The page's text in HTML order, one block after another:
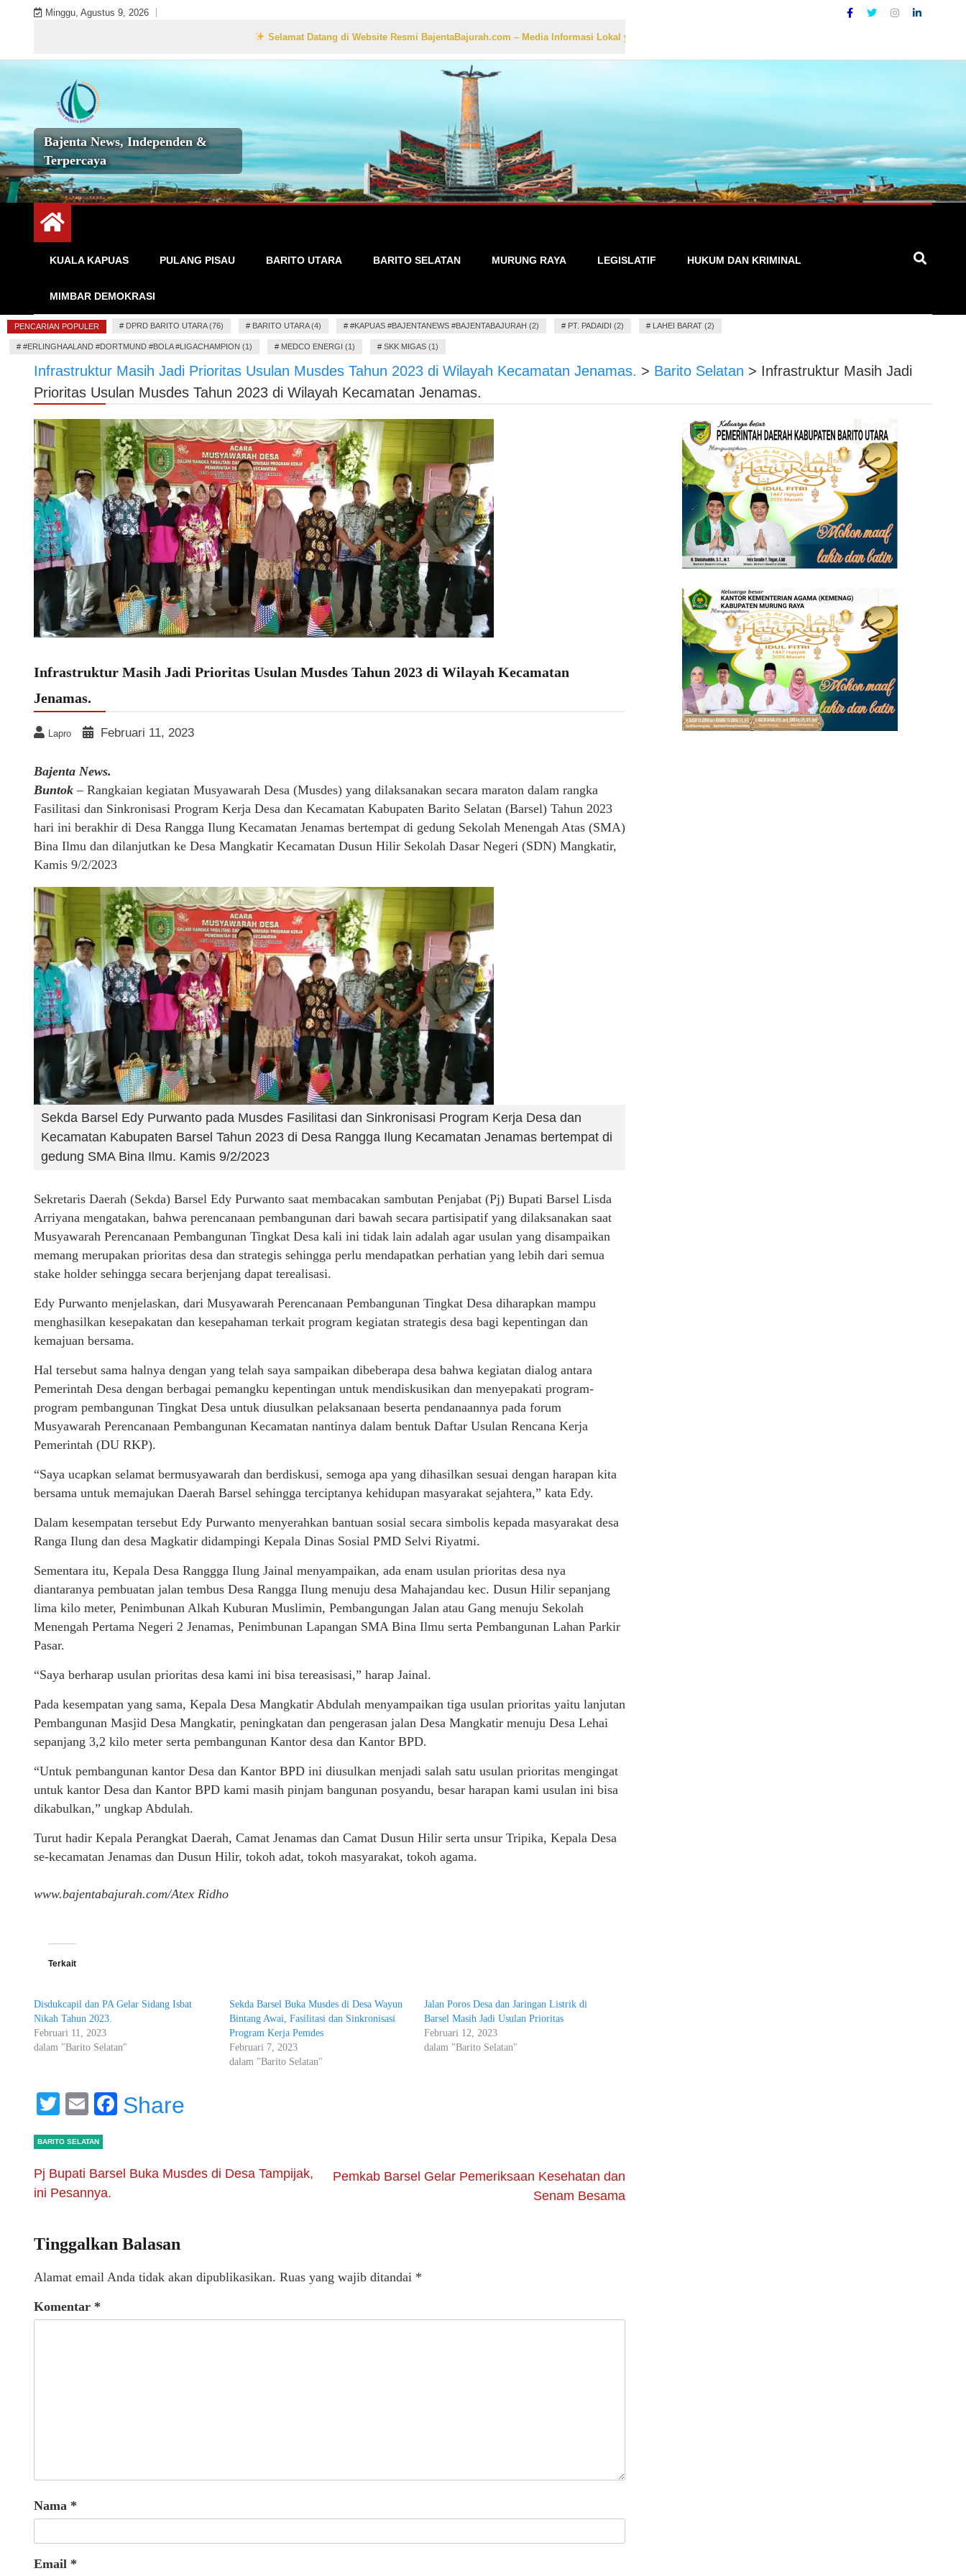
Minggu, Agustus 9, 2026
Selamat Datang di Website Resmi BajentaBajurah.com – Media Informasi Lokal yang Akurat, Cepat, dan Terpercaya
Bajenta News, Independen &
Terpercaya
KUALA KAPUAS PULANG PISAU BARITO UTARA BARITO SELATAN MURUNG RAYA LEGISLATIF HUKUM DAN KRIMINAL
MIMBAR DEMOKRASI
PENCARIAN POPULER # DPRD BARITO UTARA (76) # BARITO UTARA (4) # #KAPUAS #BAJENTANEWS #BAJENTABAJURAH (2) # PT. PADAIDI (2) # LAHEI BARAT (2)
# #ERLINGHAALAND #DORTMUND #BOLA #LIGACHAMPION (1) # MEDCO ENERGI (1) # SKK MIGAS (1)
Infrastruktur Masih Jadi Prioritas Usulan Musdes Tahun 2023 di Wilayah Kecamatan Jenamas. > Barito Selatan > Infrastruktur Masih Jadi
Prioritas Usulan Musdes Tahun 2023 di Wilayah Kecamatan Jenamas.
Infrastruktur Masih Jadi Prioritas Usulan Musdes Tahun 2023 di Wilayah Kecamatan
Jenamas.
Lapro Februari 11, 2023
Bajenta News.
Buntok – Rangkaian kegiatan Musyawarah Desa (Musdes) yang dilaksanakan secara maraton dalam rangka
Fasilitasi dan Sinkronisasi Program Kerja Desa dan Kecamatan Kabupaten Barito Selatan (Barsel) Tahun 2023
hari ini berakhir di Desa Rangga Ilung Kecamatan Jenamas bertempat di gedung Sekolah Menengah Atas (SMA)
Bina Ilmu dan dilanjutkan ke Desa Mangkatir Kecamatan Dusun Hilir Sekolah Dasar Negeri (SDN) Mangkatir,
Kamis 9/2/2023
Sekda Barsel Edy Purwanto pada Musdes Fasilitasi dan Sinkronisasi Program Kerja Desa dan
Kecamatan Kabupaten Barsel Tahun 2023 di Desa Rangga Ilung Kecamatan Jenamas bertempat di
gedung SMA Bina Ilmu. Kamis 9/2/2023
Sekretaris Daerah (Sekda) Barsel Edy Purwanto saat membacakan sambutan Penjabat (Pj) Bupati Barsel Lisda
Arriyana mengatakan, bahwa perencanaan pembangunan dari bawah secara partisipatif yang dilaksanakan saat
Musyawarah Perencanaan Pembangunan Tingkat Desa kali ini tidak lain adalah agar usulan yang disampaikan
memang merupakan prioritas desa dan strategis sehingga perlu mendapatkan perhatian yang lebih dari semua
stake holder sehingga secara berjenjang dapat terealisasi.
Edy Purwanto menjelaskan, dari Musyawarah Perencanaan Pembangunan Tingkat Desa diharapkan mampu
menghasilkan kesepakatan dan kesepahaman terkait program kegiatan strategis desa bagi kepentingan dan
kemajuan bersama.
Hal tersebut sama halnya dengan yang telah saya sampaikan dibeberapa desa bahwa kegiatan dialog antara
Pemerintah Desa dengan berbagai pemangku kepentingan untuk mendiskusikan dan menyepakati program-
program pembangunan Tingkat Desa untuk diusulkan pelaksanaan beserta pendanaannya pada forum
Musyawarah Perencanaan Pembangunan Kecamatan nantinya dalam bentuk Daftar Usulan Rencana Kerja
Pemerintah (DU RKP).
“Saya ucapkan selamat bermusyawarah dan berdiskusi, semoga apa yang dihasilkan sesuai dengan harapan kita
bersama untuk memajukan Daerah Barsel sehingga terciptanya kehidupan masyarakat sejahtera,” kata Edy.
Dalam kesempatan tersebut Edy Purwanto menyerahkan bantuan sosial secara simbolis kepada masyarakat desa
Ranga Ilung dan desa Magkatir didampingi Kepala Dinas Sosial PMD Selvi Riyatmi.
Sementara itu, Kepala Desa Ranggga Ilung Jainal menyampaikan, ada enam usulan prioritas desa nya
diantaranya pembuatan jalan tembus Desa Rangga Ilung menuju desa Mahajandau kec. Dusun Hilir sepanjang
lima kilo meter, Penimbunan Alkah Kuburan Muslimin, Pembangungan Jalan atau Gang menuju Sekolah
Menengah Pertama Negeri 2 Jenamas, Penimbunan Lapangan SMA Bina Ilmu serta Pembangunan Lahan Parkir
Pasar.
“Saya berharap usulan prioritas desa kami ini bisa tereasisasi,” harap Jainal.
Pada kesempatan yang sama, Kepala Desa Mangkatir Abdulah menyampaikan tiga usulan prioritas yaitu lanjutan
Pembangunan Masjid Desa Mangkatir, peningkatan dan pengerasan jalan Desa Mangkatir menuju Desa Lehai
sepanjang 3,2 kilo meter serta pembangunan Kantor desa dan Kantor BPD.
“Untuk pembangunan kantor Desa dan Kantor BPD ini diusulkan menjadi salah satu usulan prioritas mengingat
untuk kantor Desa dan Kantor BPD kami masih pinjam bangunan posyandu, besar harapan kami usulan ini bisa
dikabulkan,” ungkap Abdulah.
Turut hadir Kepala Perangkat Daerah, Camat Jenamas dan Camat Dusun Hilir serta unsur Tripika, Kepala Desa
se-kecamatan Jenamas dan Dusun Hilir, tokoh adat, tokoh masyarakat, tokoh agama.
www.bajentabajurah.com/Atex Ridho
Terkait
Disdukcapil dan PA Gelar Sidang Isbat
Nikah Tahun 2023.
Februari 11, 2023
dalam "Barito Selatan"
Sekda Barsel Buka Musdes di Desa Wayun
Bintang Awai, Fasilitasi dan Sinkronisasi
Program Kerja Pemdes
Februari 7, 2023
dalam "Barito Selatan"
Jalan Poros Desa dan Jaringan Listrik di
Barsel Masih Jadi Usulan Prioritas
Februari 12, 2023
dalam "Barito Selatan"
Twitter
EmailFacebook
Share
BARITO SELATAN
Pj Bupati Barsel Buka Musdes di Desa Tampijak,
ini Pesannya.
Pemkab Barsel Gelar Pemeriksaan Kesehatan dan
Senam Besama
Tinggalkan Balasan
Alamat email Anda tidak akan dipublikasikan. Ruas yang wajib ditandai *
Komentar *
Nama *
Email *